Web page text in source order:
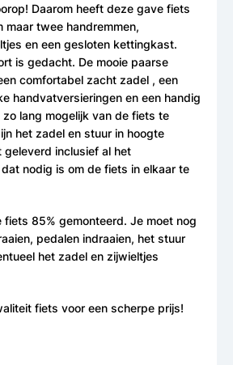
Daarom heeft deze gave fiets
maar twee handremmen,
en een gesloten kettingkast.
is gedacht. De mooie paarse
comfortabel zacht zadel , een
handvatversieringen en een handig
zo lang mogelijk van de fiets te
het zadel en stuur in hoogte
geleverd inclusief al het
nodig is om de fiets in elkaar te
fiets 85% gemonteerd. Je moet nog
pedalen indraaien, het stuur
het zadel en zijwieltjes
fiets voor een scherpe prijs!